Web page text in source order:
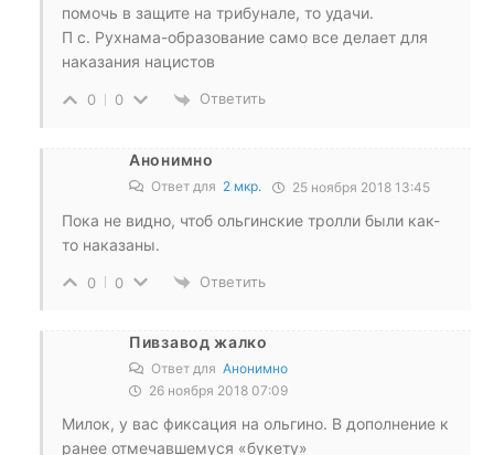
помочь в защите на трибунале, то удачи.
П с. Рухнама-образование само все делает для
наказания нацистов
0 0 Ответить
Анонимно
Ответ для 2 мкр. 25 ноября 2018 13:45
Пока не видно, чтоб ольгинские тролли были как-
то наказаны.
0 0 Ответить
Пивзавод жалко
Ответ для Анонимно
26 ноября 2018 07:09
Милок, у вас фиксация на ольгино. В дополнение к
ранее отмечавшемуся «букету»